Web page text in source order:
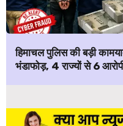
हिमाचल पुलिस की बड़ी
भंडाफोड़, 4 राज्यों से 6